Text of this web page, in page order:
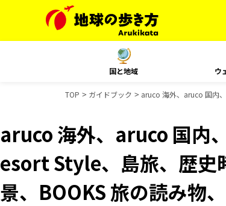
国と地域 ウ
TOP ガイドブック aruco 海外、aruco 国内
aruco 海外、aruco 国内
esort Style、島旅、歴史
景、BOOKS 旅の読み物